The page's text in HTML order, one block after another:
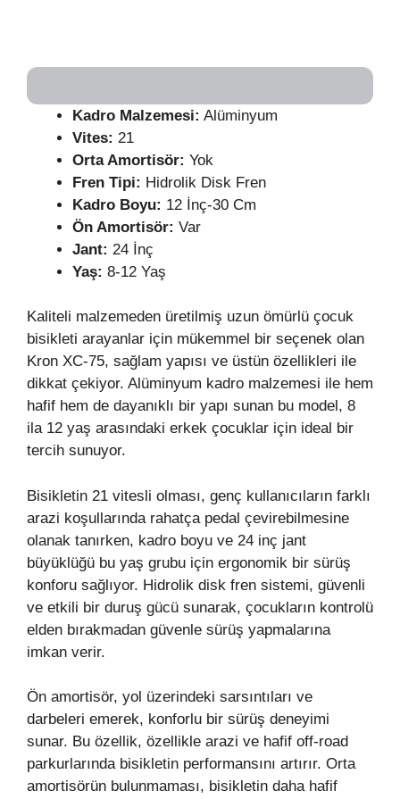
Kadro Malzemesi: Alüminyum
Vites: 21
Orta Amortisör: Yok
Fren Tipi: Hidrolik Disk Fren
Kadro Boyu: 12 İnç-30 Cm
Ön Amortisör: Var
Jant: 24 İnç
Yaş: 8-12 Yaş
Kaliteli malzemeden üretilmiş uzun ömürlü çocuk
bisikleti arayanlar için mükemmel bir seçenek olan
Kron XC-75, sağlam yapısı ve üstün özellikleri ile
dikkat çekiyor. Alüminyum kadro malzemesi ile hem
hafif hem de dayanıklı bir yapı sunan bu model, 8
ila 12 yaş arasındaki erkek çocuklar için ideal bir
tercih sunuyor.
Bisikletin 21 vitesli olması, genç kullanıcıların farklı
arazi koşullarında rahatça pedal çevirebilmesine
olanak tanırken, kadro boyu ve 24 inç jant
büyüklüğü bu yaş grubu için ergonomik bir sürüş
konforu sağlıyor. Hidrolik disk fren sistemi, güvenli
ve etkili bir duruş gücü sunarak, çocukların kontrolü
elden bırakmadan güvenle sürüş yapmalarına
imkan verir.
Ön amortisör, yol üzerindeki sarsıntıları ve
darbeleri emerek, konforlu bir sürüş deneyimi
sunar. Bu özellik, özellikle arazi ve hafif off-road
parkurlarında bisikletin performansını artırır. Orta
amortisörün bulunmaması, bisikletin daha hafif